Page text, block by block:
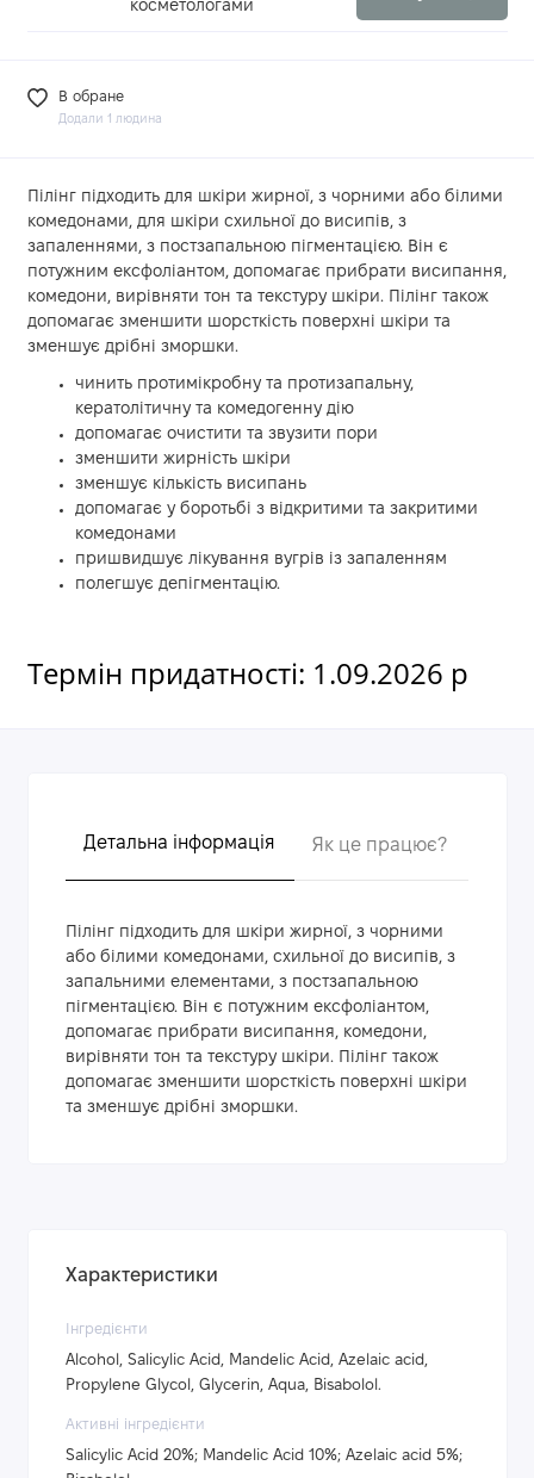
В обране
Додали 1 людина
Пілінг підходить для шкіри жирної, з чорними або білими
комедонами, для шкіри схильної до висипів, з
запаленнями, з постзапальною пігментацією. Він є
потужним ексфоліантом, допомагає прибрати висипання,
комедони, вирівняти тон та текстуру шкіри. Пілінг також
допомагає зменшити шорсткість поверхні шкіри та
зменшує дрібні зморшки.
чинить протимікробну та протизапальну,
кератолітичну та комедогенну дію
допомагає очистити та звузити пори
зменшити жирність шкіри
зменшує кількість висипань
допомагає у боротьбі з відкритими та закритими
комедонами
пришвидшує лікування вугрів із запаленням
полегшує депігментацію.
Термін придатності: 1.09.2026 р
косметологами
Детальна інформація Як це працює?
Пілінг підходить для шкіри жирної, з чорними
або білими комедонами, схильної до висипів, з
запальними елементами, з постзапальною
пігментацією. Він є потужним ексфоліантом,
допомагає прибрати висипання, комедони,
вирівняти тон та текстуру шкіри. Пілінг також
допомагає зменшити шорсткість поверхні шкіри
та зменшує дрібні зморшки.
Характеристики
Інгредієнти
Alcohol, Salicylic Acid, Mandelic Acid, Azelaic acid,
Propylene Glycol, Glycerin, Aqua, Bisabolol.
Активні інгредієнти
Salicylic Acid 20%; Mandelic Acid 10%; Azelaic acid 5%;